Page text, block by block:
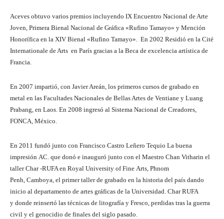
Aceves obtuvo varios premios incluyendo IX Encuentro Nacional de Arte
Joven, Primera Bienal Nacional de Gráfica «Rufino Tamayo» y Mención
Honorífica en la XIV Bienal «Rufino Tamayo». En 2002 Residió en la Cité
Internationale de Arts en París gracias a la Beca de excelencia artística de
Francia.
En 2007 impartió, con Javier Areán, los primeros cursos de grabado en
metal en las Facultades Nacionales de Bellas Artes de Ventiane y Luang
Prabang, en Laos. En 2008 ingresó al Sistema Nacional de Creadores,
FONCA, México.
En 2011 fundó junto con Francisco Castro Leñero Tequio La buena
impresión AC. que donó e inauguró junto con el Maestro Chan Vitharin el
taller Char -RUFA en Royal University of Fine Arts, Phnom
Penh, Camboya, el primer taller de grabado en la historia del país dando
inicio al departamento de artes gráficas de la Universidad. Char RUFA
y donde reinsertó las técnicas de litografía y Fresco, perdidas tras la guerra
civil y el genocidio de finales del siglo pasado.